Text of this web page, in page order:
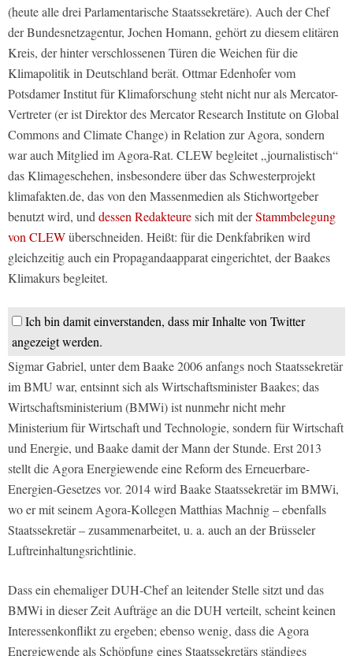
(heute alle drei Parlamentarische Staatssekretäre). Auch der Chef
der Bundesnetzagentur, Jochen Homann, gehört zu diesem elitären
Kreis, der hinter verschlossenen Türen die Weichen für die
Klimapolitik in Deutschland berät. Ottmar Edenhofer vom
Potsdamer Institut für Klimaforschung steht nicht nur als Mercator-
Vertreter (er ist Direktor des Mercator Research Institute on Global
Commons and Climate Change) in Relation zur Agora, sondern
war auch Mitglied im Agora-Rat. CLEW begleitet „journalistisch“
das Klimageschehen, insbesondere über das Schwesterprojekt
klimafakten.de, das von den Massenmedien als Stichwortgeber
benutzt wird, und dessen Redakteuresich mit derStammbelegung
von CLEWüberschneiden. Heißt: für die Denkfabriken wird
gleichzeitig auch ein Propagandaapparat eingerichtet, der Baakes
Klimakurs begleitet.
Ich bin damit einverstanden, dass mir Inhalte von Twitter
angezeigt werden.
Sigmar Gabriel, unter dem Baake 2006 anfangs noch Staatssekretär
im BMU war, entsinnt sich als Wirtschaftsminister Baakes; das
Wirtschaftsministerium (BMWi) ist nunmehr nicht mehr
Ministerium für Wirtschaft und Technologie, sondern für Wirtschaft
und Energie, und Baake damit der Mann der Stunde. Erst 2013
stellt die Agora Energiewende eine Reform des Erneuerbare-
Energien-Gesetzes vor. 2014 wird Baake Staatssekretär im BMWi,
wo er mit seinem Agora-Kollegen Matthias Machnig – ebenfalls
Staatssekretär – zusammenarbeitet, u. a. auch an der Brüsseler
Luftreinhaltungsrichtlinie.
Dass ein ehemaliger DUH-Chef an leitender Stelle sitzt und das
BMWi in dieser Zeit Aufträge an die DUH verteilt, scheint keinen
Interessenkonflikt zu ergeben; ebenso wenig, dass die Agora
Energiewende als Schöpfung eines Staatssekretärs ständiges